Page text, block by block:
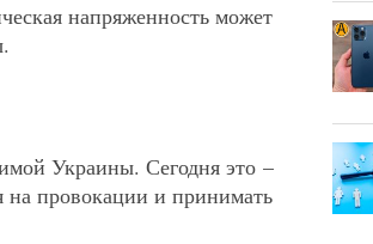
напряженность может
Украины. Сегодня это –
на провокации и принимать